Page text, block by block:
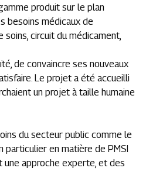
produit sur le plan
besoins médicaux de
circuit du médicament,
de convaincre ses nouveaux
Le projet a été accueilli
un projet à taille humaine
du secteur public comme le
en matière de PMSI
approche experte, et des